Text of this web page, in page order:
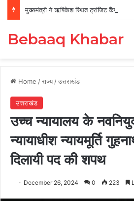
मुख्यमंत्री ने ऋषिकेश स्थित ट्रांजिट कैंप का
Bebaaq Khabar
Home /राज्य /उत्तराखंड
उत्तराखंड
उच्च न्यायालय के
न्यायाधीश न्यायमूर्ति
दिलायी पद की शपथ
December 26, 2024 0 223